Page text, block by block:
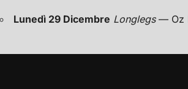
Lunedì 29 Dicembre Longlegs— Oz